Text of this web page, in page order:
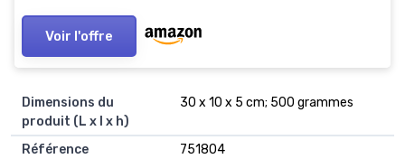
Voir l'offre
Dimensions du
produit (L x l x h)
‎30 x 10 x 5 cm; 500 grammes
Référence
‎751804